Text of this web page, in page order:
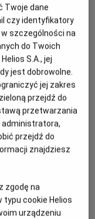
UA
Przygodowy
ідеалістку, яка
Twoje dane
czy identyfikatory
szczególności na
do Twoich
S.A., jej
jest dobrowolne.
jej zakres
przejdź do
przetwarzania
administratora,
przejdź do
znajdziesz
zgodę na
typu cookie Helios
urządzeniu